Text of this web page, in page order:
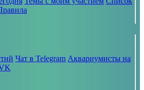
Чат в Telegram Аквариумисты на